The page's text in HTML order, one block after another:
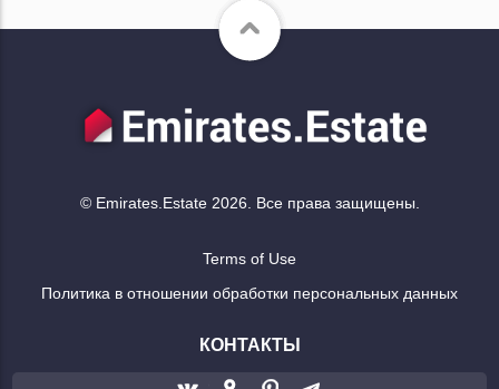
© Emirates.Estate 2026. Все права защищены.
Terms of Use
Политика в отношении обработки персональных данных
КОНТАКТЫ